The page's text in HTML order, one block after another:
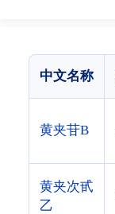
中文名称
黄夹苷B
黄夹次甙
乙